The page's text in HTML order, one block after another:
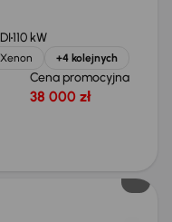
110 kW
+4 kolejnych
Cena promocyjna
38 000 zł